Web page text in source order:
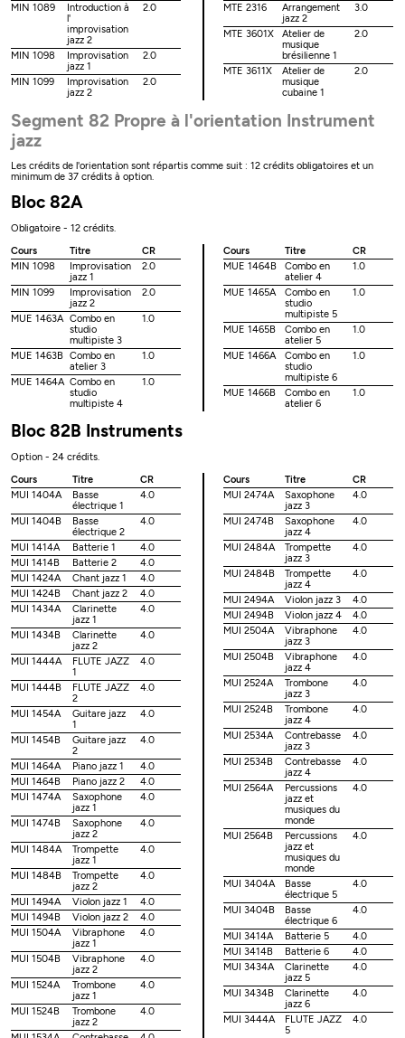
MIN 1089
Introduction à
l'
improvisation
jazz 2
2.0
MIN 1098
Improvisation
jazz 1
2.0
MIN 1099
Improvisation
jazz 2
2.0
MTE 2316
Arrangement
jazz 2
3.0
MTE 3601X
Atelier de
musique
brésilienne 1
2.0
MTE 3611X
Atelier de
musique
cubaine 1
2.0
Segment 82 Propre à l'orientation Instrument
jazz
Les crédits de l'orientation sont répartis comme suit : 12 crédits obligatoires et un
minimum de 37 crédits à option.
Bloc 82A
Obligatoire - 12 crédits.
Cours
Titre
CR
MIN 1098
Improvisation
jazz 1
2.0
MIN 1099
Improvisation
jazz 2
2.0
MUE 1463A Combo en
studio
multipiste 3
1.0
MUE 1463B Combo en
atelier 3
1.0
MUE 1464A Combo en
studio
multipiste 4
1.0
Cours Titre
CR
MUE 1464B
Combo en
atelier 4
1.0
MUE 1465A
Combo en
studio
multipiste 5
1.0
MUE 1465B
Combo en
atelier 5
1.0
MUE 1466A
Combo en
studio
multipiste 6
1.0
MUE 1466B
Combo en
atelier 6
1.0
Bloc 82B Instruments
Option - 24 crédits.
Cours
Titre
CR
MUI 1404A
Basse
électrique 1
4.0
MUI 1404B
Basse
électrique 2
4.0
MUI 1414A Batterie 1
4.0
MUI 1414B
Batterie 2
4.0
MUI 1424A
Chant jazz 1
4.0
MUI 1424B
Chant jazz 2
4.0
MUI 1434A
Clarinette
jazz 1
4.0
MUI 1434B
Clarinette
jazz 2
4.0
MUI 1444A
FLUTE JAZZ
1
4.0
MUI 1444B
FLUTE JAZZ
2
4.0
MUI 1454A
Guitare jazz
1
4.0
MUI 1454B
Guitare jazz
2
4.0
MUI 1464A Piano jazz 1
4.0
MUI 1464B
Piano jazz 2
4.0
MUI 1474A
Saxophone
jazz 1
4.0
MUI 1474B
Saxophone
jazz 2
4.0
MUI 1484A
Trompette
jazz 1
4.0
MUI 1484B
Trompette
jazz 2
4.0
MUI 1494A Violon jazz 1
4.0
MUI 1494B
Violon jazz 2
4.0
MUI 1504A
Vibraphone
jazz 1
4.0
MUI 1504B
Vibraphone
jazz 2
4.0
MUI 1524A
Trombone
jazz 1
4.0
MUI 1524B
Trombone
jazz 2
4.0
Cours Titre
CR
MUI 2474A
Saxophone
jazz 3
4.0
MUI 2474B
Saxophone
jazz 4
4.0
MUI 2484A
Trompette
jazz 3
4.0
MUI 2484B
Trompette
jazz 4
4.0
MUI 2494A Violon jazz 3
4.0
MUI 2494B
Violon jazz 4
4.0
MUI 2504A
Vibraphone
jazz 3
4.0
MUI 2504B
Vibraphone
jazz 4
4.0
MUI 2524A
Trombone
jazz 3
4.0
MUI 2524B
Trombone
jazz 4
4.0
MUI 2534A
Contrebasse
jazz 3
4.0
MUI 2534B
Contrebasse
jazz 4
4.0
MUI 2564A
Percussions
jazz et
musiques du
monde
4.0
MUI 2564B
Percussions
jazz et
musiques du
monde
4.0
MUI 3404A
Basse
électrique 5
4.0
MUI 3404B
Basse
électrique 6
4.0
MUI 3414A Batterie 5
4.0
MUI 3414B
Batterie 6
4.0
MUI 3434A
Clarinette
jazz 5
4.0
MUI 3434B
Clarinette
jazz 6
4.0
MUI 3444A
FLUTE JAZZ
5
4.0